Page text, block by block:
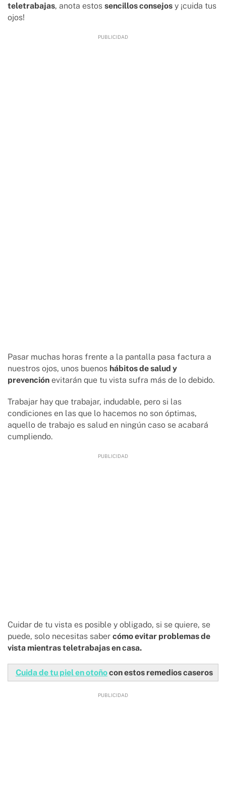
teletrabajas, anota estos sencillos consejos y ¡cuida tus
ojos!
Pasar muchas horas frente a la pantalla pasa factura a
nuestros ojos, unos buenos hábitos de salud y
prevención evitarán que tu vista sufra más de lo debido.
Trabajar hay que trabajar, indudable, pero si las
condiciones en las que lo hacemos no son óptimas,
aquello de trabajo es salud en ningún caso se acabará
cumpliendo.
Cuidar de tu vista es posible y obligado, si se quiere, se
puede, solo necesitas saber cómo evitar problemas de
vista mientras teletrabajas en casa.
Cuida de tu piel en otoñocon estos remedios caseros